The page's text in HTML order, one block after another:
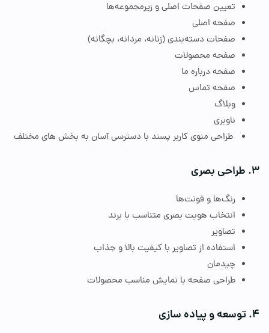
تعیین صفحات اصلی و زیرمجموعه‌ها
صفحه اصلی
صفحات دسته‌بندی (زنانه، مردانه، بچگانه)
صفحه محصولات
صفحه درباره ما
صفحه تماس
وبلاگ
ناوبری
طراحی منوی کاربر پسند با دسترسی آسان به بخش ‌های مختلف
بصری
رنگ‌ها و فونت‌ها
انتخاب هویت بصری متناسب با برند
تصاویر
استفاده از تصاویر با کیفیت بالا و جذاب
چیدمان
طراحی صفحه با نمایش مناسب محصولات
و پیاده‌سازی